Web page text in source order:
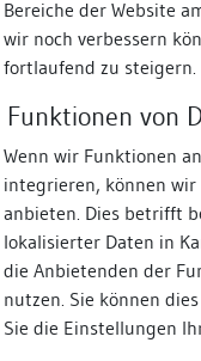
Bereiche der Website
wir noch verbessern
fortlaufend zu steigern.
Funktionen von
Wenn wir Funktionen
integrieren, können
anbieten. Dies betrifft
lokalisierter Daten in
die Anbietenden der
nutzen. Sie können
Sie die Einstellungen